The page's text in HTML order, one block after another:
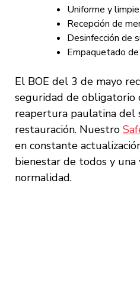
Uniforme y
Recepción de
Desinfección de
Empaquetado
El BOE del 3 de mayo
seguridad de obligatorio
reapertura paulatina del
restauración. Nuestro
en constante
bienestar de todos y
normalidad.